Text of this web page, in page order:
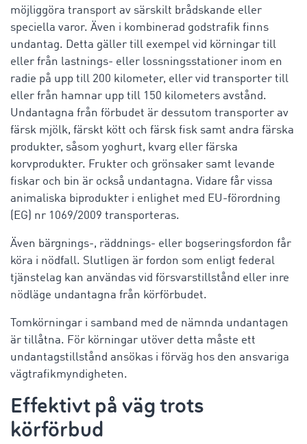
möjliggöra transport av särskilt brådskande eller
speciella varor. Även i kombinerad godstrafik finns
undantag. Detta gäller till exempel vid körningar till
eller från lastnings- eller lossningsstationer inom en
radie på upp till 200 kilometer, eller vid transporter till
eller från hamnar upp till 150 kilometers avstånd.
Undantagna från förbudet är dessutom transporter av
färsk mjölk, färskt kött och färsk fisk samt andra färska
produkter, såsom yoghurt, kvarg eller färska
korvprodukter. Frukter och grönsaker samt levande
fiskar och bin är också undantagna. Vidare får vissa
animaliska biprodukter i enlighet med EU-förordning
(EG) nr 1069/2009 transporteras.
Även bärgnings-, räddnings- eller bogseringsfordon får
köra i nödfall. Slutligen är fordon som enligt federal
tjänstelag kan användas vid försvarstillstånd eller inre
nödläge undantagna från körförbudet.
Tomkörningar i samband med de nämnda undantagen
är tillåtna. För körningar utöver detta måste ett
undantagstillstånd ansökas i förväg hos den ansvariga
vägtrafikmyndigheten.
Effektivt på väg trots
körförbud